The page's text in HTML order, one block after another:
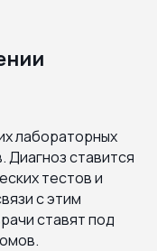
лабораторных
Диагноз ставится
тестов и
с этим
ставят под